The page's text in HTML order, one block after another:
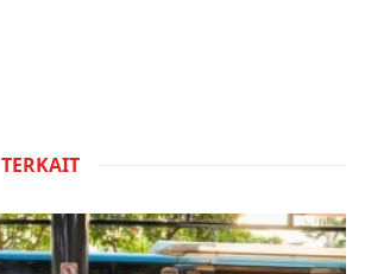
TERKAIT